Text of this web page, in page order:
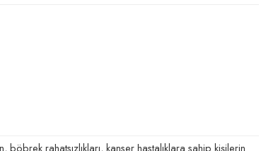
böbrek rahatsızlıkları, kanser hastalıklara sahip kişilerin